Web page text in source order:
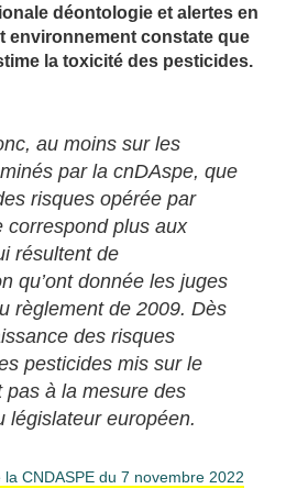
déontologie et alertes en
environnement constate que
la toxicité des pesticides.
au moins sur les
par la cnDAspe, que
risques opérée par
correspond plus aux
résultent de
qu’ont donnée les juges
règlement de 2009. Dès
des risques
pesticides mis sur le
pas à la mesure des
législateur européen.
la CNDASPE du 7 novembre 2022